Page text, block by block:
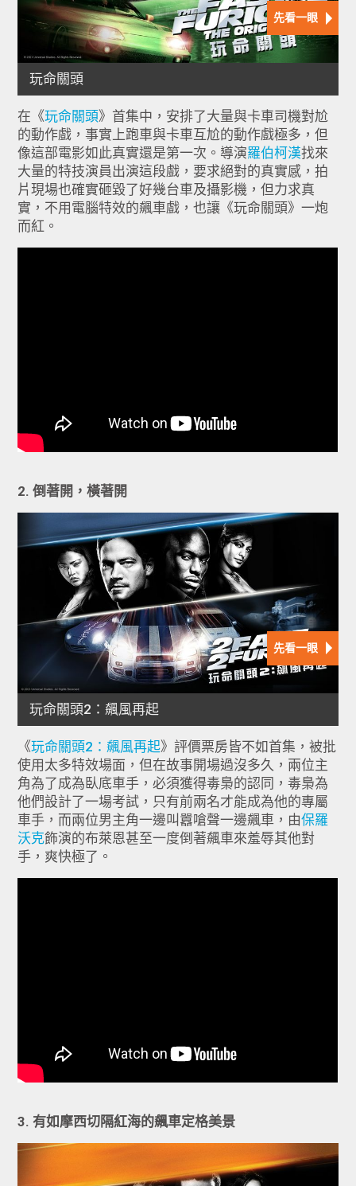
在《玩命關頭》首集中，安排了大量與卡車司機對尬
的動作戲，事實上跑車與卡車互尬的動作戲極多，但
像這部電影如此真實還是第一次。導演羅伯柯漢找來
大量的特技演員出演這段戲，要求絕對的真實感，拍
片現場也確實砸毀了好幾台車及攝影機，但力求真
實，不用電腦特效的飆車戲，也讓《玩命關頭》一炮
而紅。
2. 倒著開，橫著開
《玩命關頭2：飆風再起》評價票房皆不如首集，被批
使用太多特效場面，但在故事開場過沒多久，兩位主
角為了成為臥底車手，必須獲得毒梟的認同，毒梟為
他們設計了一場考試，只有前兩名才能成為他的專屬
車手，而兩位男主角一邊叫囂嗆聲一邊飆車，由保羅
沃克飾演的布萊恩甚至一度倒著飆車來羞辱其他對
手，爽快極了。
3. 有如摩西切隔紅海的飆車定格美景